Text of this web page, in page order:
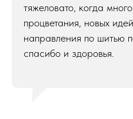
тяжеловато, когда
процветания, новых
направления по шитью
спасибо и здоровья.